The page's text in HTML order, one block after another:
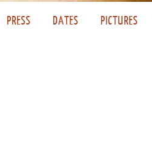
PRESS DATES PICTURES